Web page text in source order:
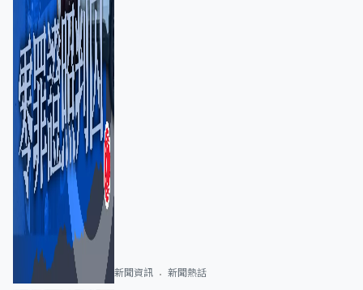
新聞資訊 新聞熱話